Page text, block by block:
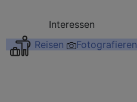
Interessen
Reisen
Fotografieren